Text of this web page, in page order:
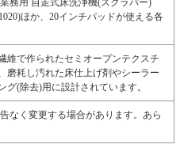
務用 自走式床洗浄機(スクラバー)
ほか、20インチパッドが使える各
維で作られたセミオープンテクスチ
磨耗し汚れた床仕上げ剤やシーラー
グ(除去)用に設計されています。
なく変更する場合があります。あら